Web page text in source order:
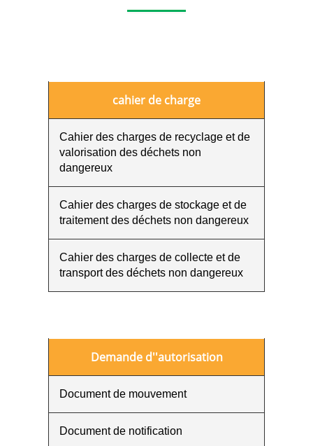
cahier de charge
Cahier des charges de recyclage et de
valorisation des déchets non
dangereux
Cahier des charges de stockage et de
traitement des déchets non dangereux
Cahier des charges de collecte et de
transport des déchets non dangereux
Demande d''autorisation
Document de mouvement
Document de notification